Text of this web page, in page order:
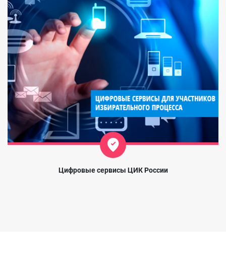
Цифровые сервисы ЦИК России